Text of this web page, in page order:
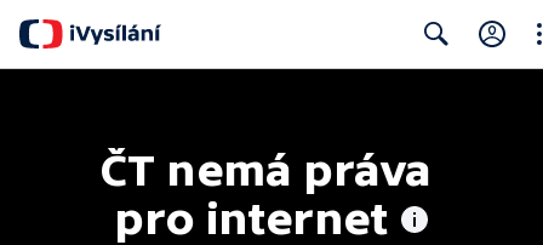
ČT nemá práva
pro internet